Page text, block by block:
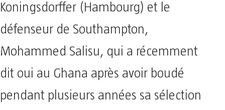
Koningsdorffer (Hambourg) et le
défenseur de Southampton,
Mohammed Salisu, qui a récemment
dit oui au Ghana après avoir boudé
pendant plusieurs années sa sélection